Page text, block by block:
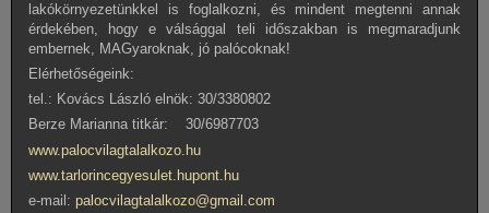
lakókörnyezetünkkel is foglalkozni, és mindent megtenni annak
érdekében, hogy e válsággal teli időszakban is megmaradjunk
embernek, MAGyaroknak, jó palócoknak!
Elérhetőségeink:
tel.: Kovács László elnök: 30/3380802
Berze Marianna titkár: 30/6987703
www.palocvilagtalalkozo.hu
www.tarlorincegyesulet.hupont.hu
e-mail: palocvilagtalalkozo@gmail.com